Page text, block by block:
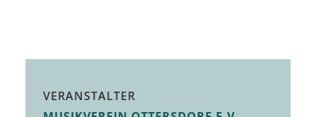
VERANSTALTER